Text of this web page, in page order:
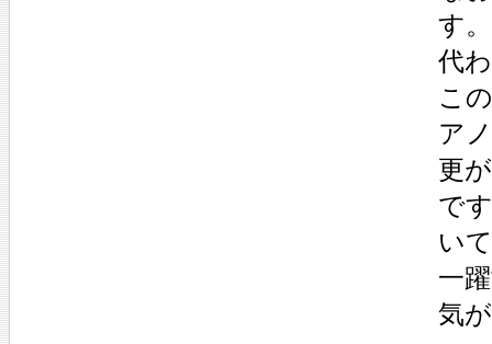
す
代
こ
ア
更
で
い
一
気